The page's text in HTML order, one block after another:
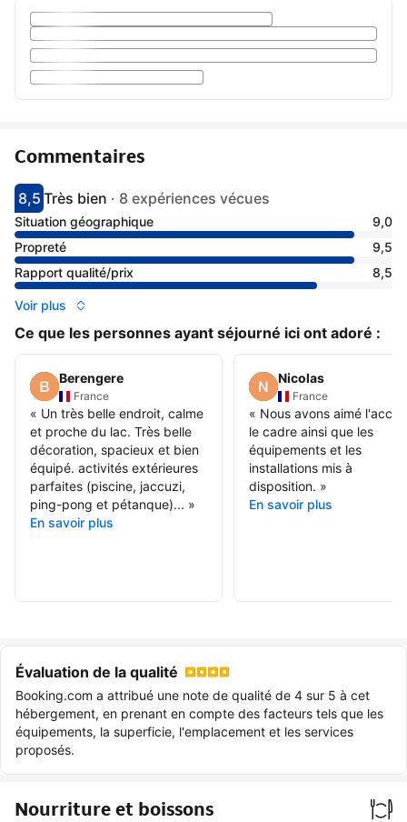
Commentaires
Avec une note de 8.5
8,5
très bienTrès bien · 8 expériences vécues
Situation géographique
9,0
Propreté
9,5
Rapport qualité/prix
8,5
Voir plus
Ce que les personnes ayant séjourné ici ont adoré :
Berengere
France
« Un très belle endroit, calme
et proche du lac. Très belle
décoration, spacieux et bien
équipé. activités extérieures
parfaites (piscine, jaccuzi,
ping-pong et pétanque)... »
En savoir plus
Nicolas
France
« Nous avons aimé
le cadre ainsi que les
équipements et les
installations mis à
disposition. »
En savoir plus
Évaluation de la qualité
Booking.com a attribué une note de qualité de 4 sur 5 à cet
hébergement, en prenant en compte des facteurs tels que les
équipements, la superficie, l'emplacement et les services
proposés.
Nourriture et boissons